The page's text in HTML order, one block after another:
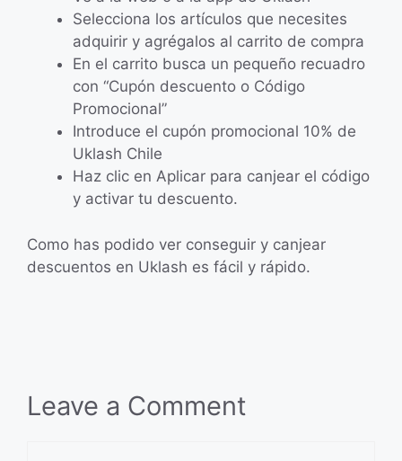
Selecciona los artículos que necesites
adquirir y agrégalos al carrito de compra
En el carrito busca un pequeño recuadro
con “Cupón descuento o Código
Promocional”
Introduce el cupón promocional 10% de
Uklash Chile
Haz clic en Aplicar para canjear el código
y activar tu descuento.
Como has podido ver conseguir y canjear
descuentos en Uklash es fácil y rápido.
Leave a Comment